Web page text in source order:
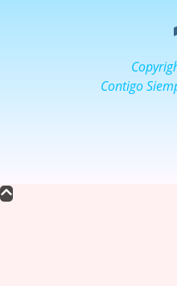
Contigo